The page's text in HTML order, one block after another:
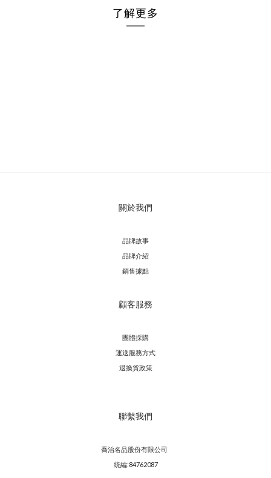
了解更多
關於我們
品牌故事
品牌介紹
銷售據點
顧客服務
團體採購
運送服務方式
退換貨政策
聯繫我們
喬治名品股份有限公司
統編:84762087